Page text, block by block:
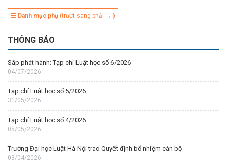
☰ Danh mục phụ (trượt sang phải → )
THÔNG BÁO
Sắp phát hành: Tạp chí Luật học số 6/2026
04/07/2026
Tạp chí Luật học số 5/2026
31/05/2026
Tạp chí Luật học số 4/2026
05/05/2026
Trường Đại học Luật Hà Nội trao Quyết định bổ nhiệm cán bộ
03/04/2026